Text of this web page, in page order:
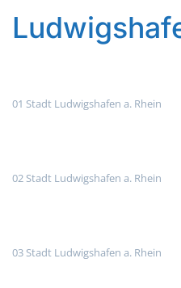
01 Stadt Ludwigshafen a. Rhein
02 Stadt Ludwigshafen a. Rhein
03 Stadt Ludwigshafen a. Rhein